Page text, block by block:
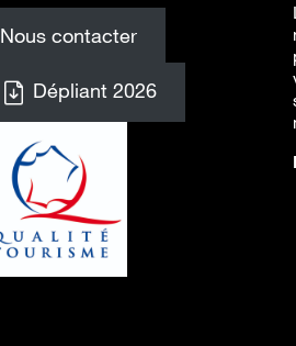
Nous contacter
Dépliant 2026